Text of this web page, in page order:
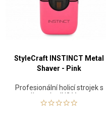
StyleCraft INSTINCT Metal
Shaver - Pink
Profesionální holicí strojek s
výkonným IN2 Vector
motorem